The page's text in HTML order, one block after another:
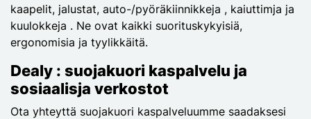
kaapelit, jalustat, auto-/pyöräkiinnikkeja , kaiuttimja ja
kuulokkeja . Ne ovat kaikki suorituskykyisiä,
ergonomisia ja tyylikkäitä.
Dealy : suojakuori kaspalvelu ja
sosiaalisja verkostot
Ota yhteyttä suojakuori kaspalveluumme saadaksesi